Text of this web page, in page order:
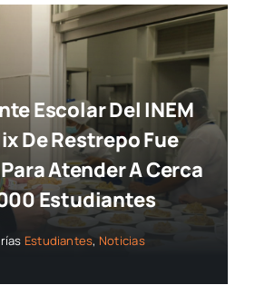
Escolar Del INEM
De Restrepo Fue
Atender A Cerca
Estudiantes
Estudiantes, Noticias